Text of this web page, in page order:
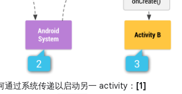
过系统传递以启动另一 activity： [1]